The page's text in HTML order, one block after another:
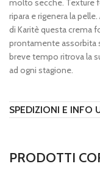
molto secche. Texture
ripara e rigenera la
di Karitè questa crema
prontamente assorbita
breve tempo ritrova la
ad ogni stagione.
SPEDIZIONI E INFO
PRODOTTI